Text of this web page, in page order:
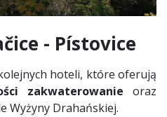
- Pístovice
hoteli, które oferują
zakwaterowanie oraz
Wyżyny Drahańskiej.